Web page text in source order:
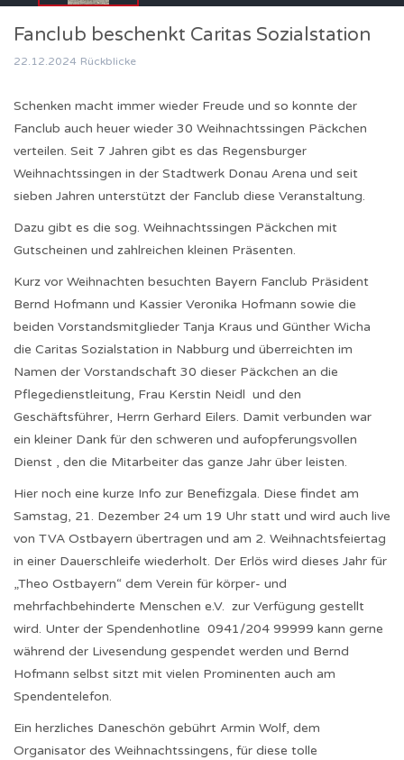
Fanclub beschenkt Caritas Sozialstation
22.12.2024 Rückblicke
Schenken macht immer wieder Freude und so konnte der
Fanclub auch heuer wieder 30 Weihnachtssingen Päckchen
verteilen. Seit 7 Jahren gibt es das Regensburger
Weihnachtssingen in der Stadtwerk Donau Arena und seit
sieben Jahren unterstützt der Fanclub diese Veranstaltung.
Dazu gibt es die sog. Weihnachtssingen Päckchen mit
Gutscheinen und zahlreichen kleinen Präsenten.
Kurz vor Weihnachten besuchten Bayern Fanclub Präsident
Bernd Hofmann und Kassier Veronika Hofmann sowie die
beiden Vorstandsmitglieder Tanja Kraus und Günther Wicha
die Caritas Sozialstation in Nabburg und überreichten im
Namen der Vorstandschaft 30 dieser Päckchen an die
Pflegedienstleitung, Frau Kerstin Neidl und den
Geschäftsführer, Herrn Gerhard Eilers. Damit verbunden war
ein kleiner Dank für den schweren und aufopferungsvollen
Dienst , den die Mitarbeiter das ganze Jahr über leisten.
Hier noch eine kurze Info zur Benefizgala. Diese findet am
Samstag, 21. Dezember 24 um 19 Uhr statt und wird auch live
von TVA Ostbayern übertragen und am 2. Weihnachtsfeiertag
in einer Dauerschleife wiederholt. Der Erlös wird dieses Jahr für
„Theo Ostbayern“ dem Verein für körper- und
mehrfachbehinderte Menschen e.V. zur Verfügung gestellt
wird. Unter der Spendenhotline 0941/204 99999 kann gerne
während der Livesendung gespendet werden und Bernd
Hofmann selbst sitzt mit vielen Prominenten auch am
Spendentelefon.
Ein herzliches Daneschön gebührt Armin Wolf, dem
Organisator des Weihnachtssingens, für diese tolle